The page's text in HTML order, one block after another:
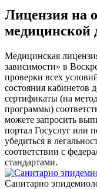
Лицензия на
медицинской
Медицинская
зависимости» в
проверки всех
состояния кабинетов
сертификаты (на
программы)
можете запросить
портал Госуслуг или
убедиться в
соответствии с
стандартами.
Санитарно